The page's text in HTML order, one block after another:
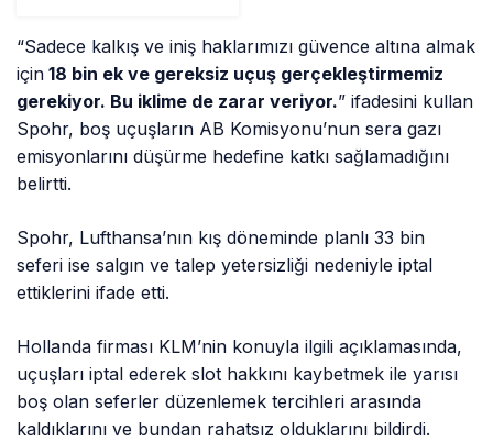
“Sadece kalkış ve iniş haklarımızı güvence altına almak
için 18 bin ek ve gereksiz uçuş gerçekleştirmemiz
gerekiyor. Bu iklime de zarar veriyor.” ifadesini kullan
Spohr, boş uçuşların AB Komisyonu’nun sera gazı
emisyonlarını düşürme hedefine katkı sağlamadığını
belirtti.
Spohr, Lufthansa’nın kış döneminde planlı 33 bin
seferi ise salgın ve talep yetersizliği nedeniyle iptal
ettiklerini ifade etti.
Hollanda firması KLM’nin konuyla ilgili açıklamasında,
uçuşları iptal ederek slot hakkını kaybetmek ile yarısı
boş olan seferler düzenlemek tercihleri arasında
kaldıklarını ve bundan rahatsız olduklarını bildirdi.